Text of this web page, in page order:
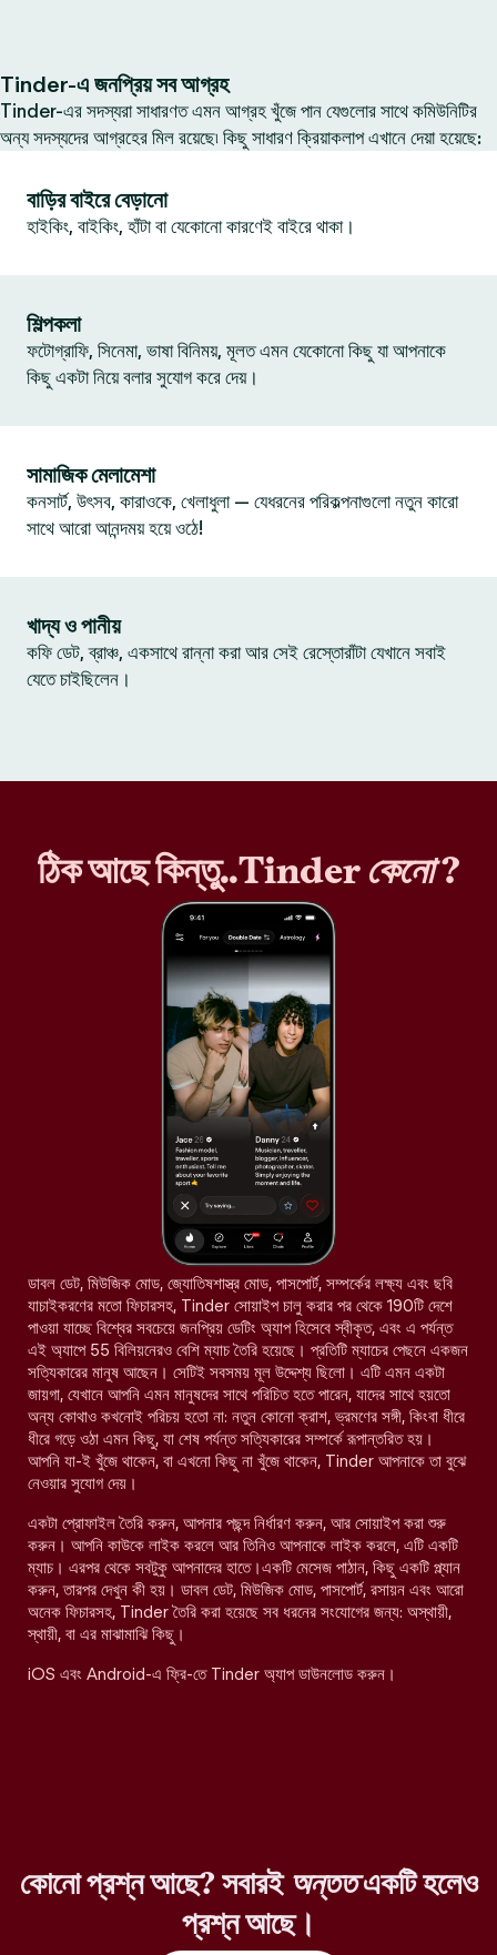
Tinder-এ জনপ্রিয় সব আগ্রহ
Tinder-এর সদস্যরা সাধারণত এমন আগ্রহ খুঁজে পান যেগুলোর সাথে কমিউনিটির
অন্য সদস্যদের আগ্রহের মিল রয়েছে৷ কিছু সাধারণ ক্রিয়াকলাপ এখানে দেয়া হয়েছে:
বাড়ির বাইরে বেড়ানো
হাইকিং, বাইকিং, হাঁটা বা যেকোনো কারণেই বাইরে থাকা।
শিল্পকলা
ফটোগ্রাফি, সিনেমা, ভাষা বিনিময়, মূলত এমন যেকোনো কিছু যা আপনাকে
কিছু একটা নিয়ে বলার সুযোগ করে দেয়।
সামাজিক মেলামেশা
কনসার্ট, উৎসব, কারাওকে, খেলাধুলা — যেধরনের পরিকল্পনাগুলো নতুন কারো
সাথে আরো আনন্দময় হয়ে ওঠে!
খাদ্য ও পানীয়
কফি ডেট, ব্রাঞ্চ, একসাথে রান্না করা আর সেই রেস্তোরাঁটা যেখানে সবাই
যেতে চাইছিলেন।
ঠিক আছে কিন্তু..Tinderকেনো?
ডাবল ডেট, মিউজিক মোড, জ্যোতিষশাস্ত্র মোড, পাসপোর্ট, সম্পর্কের লক্ষ্য এবং ছবি
যাচাইকরণের মতো ফিচারসহ, Tinder সোয়াইপ চালু করার পর থেকে 190টি দেশে
পাওয়া যাচ্ছে বিশ্বের সবচেয়ে জনপ্রিয় ডেটিং অ্যাপ হিসেবে স্বীকৃত, এবং এ পর্যন্ত
এই অ্যাপে 55 বিলিয়নেরও বেশি ম্যাচ তৈরি হয়েছে। প্রতিটি ম্যাচের পেছনে একজন
সত্যিকারের মানুষ আছেন। সেটিই সবসময় মূল উদ্দেশ্য ছিলো। এটি এমন একটা
জায়গা, যেখানে আপনি এমন মানুষদের সাথে পরিচিত হতে পারেন, যাদের সাথে হয়তো
অন্য কোথাও কখনোই পরিচয় হতো না: নতুন কোনো ক্রাশ, ভ্রমণের সঙ্গী, কিংবা ধীরে
ধীরে গড়ে ওঠা এমন কিছু, যা শেষ পর্যন্ত সত্যিকারের সম্পর্কে রূপান্তরিত হয়।
আপনি যা-ই খুঁজে থাকেন, বা এখনো কিছু না খুঁজে থাকেন, Tinder আপনাকে তা বুঝে
নেওয়ার সুযোগ দেয়।
একটা প্রোফাইল তৈরি করুন, আপনার পছন্দ নির্ধারণ করুন, আর সোয়াইপ করা শুরু
করুন। আপনি কাউকে লাইক করলে আর তিনিও আপনাকে লাইক করলে, এটি একটি
ম্যাচ। এরপর থেকে সবটুকু আপনাদের হাতে।একটি মেসেজ পাঠান, কিছু একটি প্ল্যান
করুন, তারপর দেখুন কী হয়। ডাবল ডেট, মিউজিক মোড, পাসপোর্ট, রসায়ন এবং আরো
অনেক ফিচারসহ, Tinder তৈরি করা হয়েছে সব ধরনের সংযোগের জন্য: অস্থায়ী,
স্থায়ী, বা এর মাঝামাঝি কিছু।
iOS এবং Android-এ ফ্রি-তে Tinder অ্যাপ ডাউনলোড করুন।
কোনো প্রশ্ন আছে? সবারইঅন্ততএকটি হলেও
প্রশ্ন আছে।